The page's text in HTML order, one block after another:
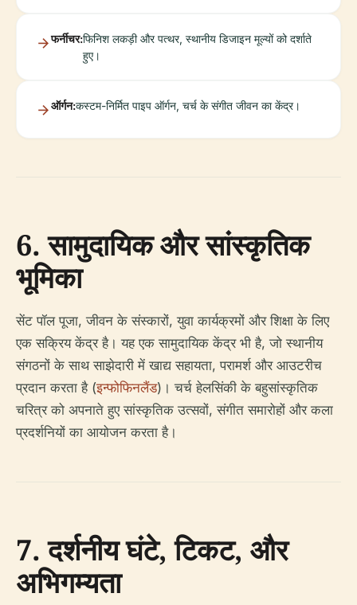
फर्नीचर:फिनिश लकड़ी और पत्थर, स्थानीय डिजाइन मूल्यों को दर्शाते
हुए।
ऑर्गन:कस्टम-निर्मित पाइप ऑर्गन, चर्च के संगीत जीवन का केंद्र।
6. सामुदायिक और सांस्कृतिक
भूमिका
सेंट पॉल पूजा, जीवन के संस्कारों, युवा कार्यक्रमों और शिक्षा के लिए
एक सक्रिय केंद्र है। यह एक सामुदायिक केंद्र भी है, जो स्थानीय
संगठनों के साथ साझेदारी में खाद्य सहायता, परामर्श और आउटरीच
प्रदान करता है (इन्फोफिनलैंड)। चर्च हेलसिंकी के बहुसांस्कृतिक
चरित्र को अपनाते हुए सांस्कृतिक उत्सवों, संगीत समारोहों और कला
प्रदर्शनियों का आयोजन करता है।
7. दर्शनीय घंटे, टिकट, और
अभिगम्यता